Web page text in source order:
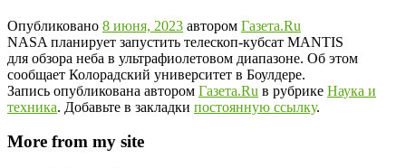
Опубликовано 8 июня, 2023 автором Газета.Ru
NASA планирует запустить телескоп-кубсат MANTIS
для обзора неба в ультрафиолетовом диапазоне. Об этом
сообщает Колорадский университет в Боулдере.
Запись опубликована автором Газета.Ru в рубрике Наука и
техника. Добавьте в закладки постоянную ссылку.
More from my site